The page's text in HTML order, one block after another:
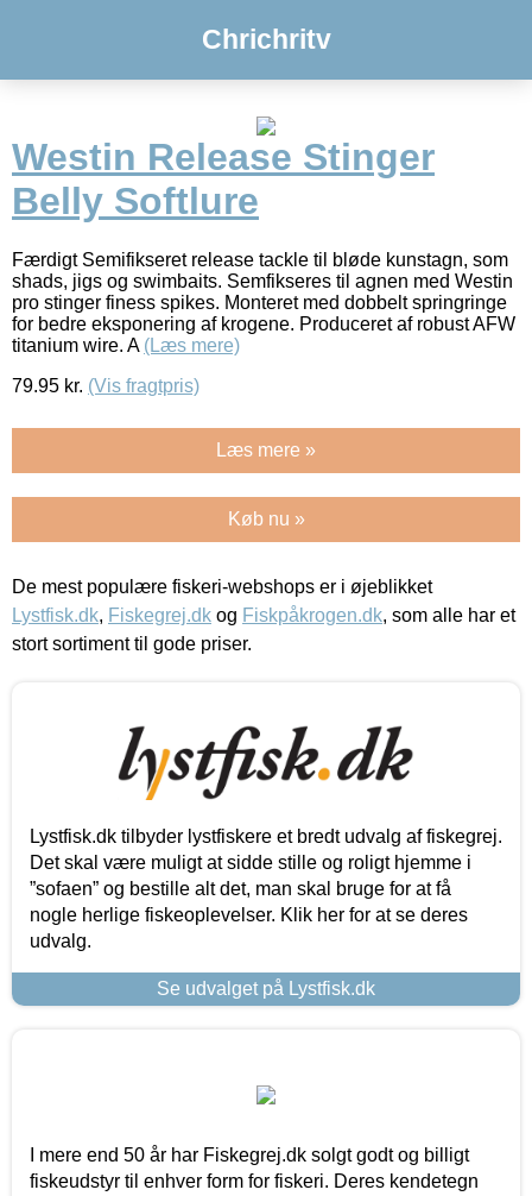
Chrichritv
Westin Release Stinger
Belly Softlure
Færdigt Semifikseret release tackle til bløde kunstagn, som
shads, jigs og swimbaits. Semfikseres til agnen med Westin
pro stinger finess spikes. Monteret med dobbelt springringe
for bedre eksponering af krogene. Produceret af robust AFW
titanium wire. A (Læs mere)
79.95 kr. (Vis fragtpris)
Læs mere »
Køb nu »
De mest populære fiskeri-webshops er i øjeblikket
Lystfisk.dk, Fiskegrej.dk og Fiskpåkrogen.dk, som alle har et
stort sortiment til gode priser.
Lystfisk.dk tilbyder lystfiskere et bredt udvalg af fiskegrej.
Det skal være muligt at sidde stille og roligt hjemme i
”sofaen” og bestille alt det, man skal bruge for at få
nogle herlige fiskeoplevelser. Klik her for at se deres
udvalg.
Se udvalget på Lystfisk.dk
I mere end 50 år har Fiskegrej.dk solgt godt og billigt
fiskeudstyr til enhver form for fiskeri. Deres kendetegn